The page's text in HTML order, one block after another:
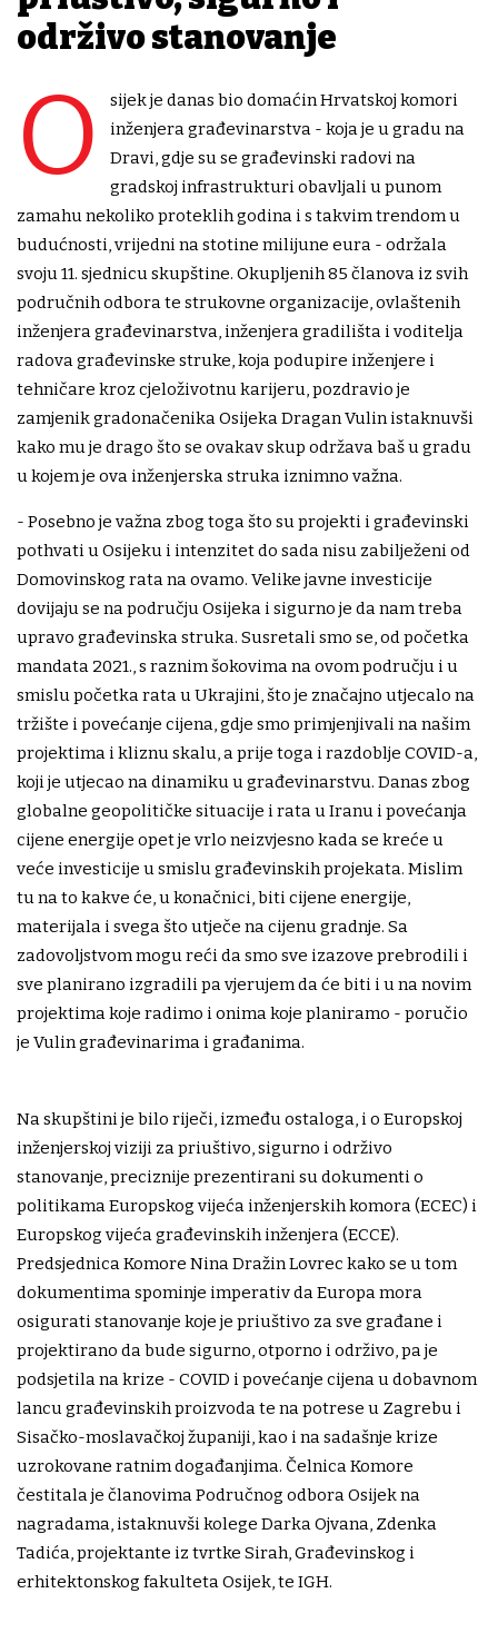
održivo stanovanje
O
sijek je danas bio domaćin Hrvatskoj komori
inženjera građevinarstva - koja je u gradu na
Dravi, gdje su se građevinski radovi na
gradskoj infrastrukturi obavljali u punom
zamahu nekoliko proteklih godina i s takvim trendom u
budućnosti, vrijedni na stotine milijune eura - održala
svoju 11. sjednicu skupštine. Okupljenih 85 članova iz svih
područnih odbora te strukovne organizacije, ovlaštenih
inženjera građevinarstva, inženjera gradilišta i voditelja
radova građevinske struke, koja podupire inženjere i
tehničare kroz cjeloživotnu karijeru, pozdravio je
zamjenik gradonačenika Osijeka Dragan Vulin istaknuvši
kako mu je drago što se ovakav skup održava baš u gradu
u kojem je ova inženjerska struka iznimno važna.
- Posebno je važna zbog toga što su projekti i građevinski
pothvati u Osijeku i intenzitet do sada nisu zabilježeni od
Domovinskog rata na ovamo. Velike javne investicije
dovijaju se na području Osijeka i sigurno je da nam treba
upravo građevinska struka. Susretali smo se, od početka
mandata 2021., s raznim šokovima na ovom području i u
smislu početka rata u Ukrajini, što je značajno utjecalo na
tržište i povećanje cijena, gdje smo primjenjivali na našim
projektima i kliznu skalu, a prije toga i razdoblje COVID-a,
koji je utjecao na dinamiku u građevinarstvu. Danas zbog
globalne geopolitičke situacije i rata u Iranu i povećanja
cijene energije opet je vrlo neizvjesno kada se kreće u
veće investicije u smislu građevinskih projekata. Mislim
tu na to kakve će, u konačnici, biti cijene energije,
materijala i svega što utječe na cijenu gradnje. Sa
zadovoljstvom mogu reći da smo sve izazove prebrodili i
sve planirano izgradili pa vjerujem da će biti i u na novim
projektima koje radimo i onima koje planiramo - poručio
je Vulin građevinarima i građanima.
Na skupštini je bilo riječi, između ostaloga, i o Europskoj
inženjerskoj viziji za priuštivo, sigurno i održivo
stanovanje, preciznije prezentirani su dokumenti o
politikama Europskog vijeća inženjerskih komora (ECEC) i
Europskog vijeća građevinskih inženjera (ECCE).
Predsjednica Komore Nina Dražin Lovrec kako se u tom
dokumentima spominje imperativ da Europa mora
osigurati stanovanje koje je priuštivo za sve građane i
projektirano da bude sigurno, otporno i održivo, pa je
podsjetila na krize - COVID i povećanje cijena u dobavnom
lancu građevinskih proizvoda te na potrese u Zagrebu i
Sisačko-moslavačkoj županiji, kao i na sadašnje krize
uzrokovane ratnim događanjima. Čelnica Komore
čestitala je članovima Područnog odbora Osijek na
nagradama, istaknuvši kolege Darka Ojvana, Zdenka
Tadića, projektante iz tvrtke Sirah, Građevinskog i
erhitektonskog fakulteta Osijek, te IGH.